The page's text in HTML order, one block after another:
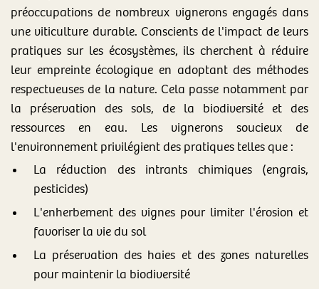
préoccupations de nombreux vignerons engagés dans
une viticulture durable. Conscients de l'impact de leurs
pratiques sur les écosystèmes, ils cherchent à réduire
leur empreinte écologique en adoptant des méthodes
respectueuses de la nature. Cela passe notamment par
la préservation des sols, de la biodiversité et des
ressources en eau. Les vignerons soucieux de
l'environnement privilégient des pratiques telles que :
La réduction des intrants chimiques (engrais,
pesticides)
L'enherbement des vignes pour limiter l'érosion et
favoriser la vie du sol
La préservation des haies et des zones naturelles
pour maintenir la biodiversité